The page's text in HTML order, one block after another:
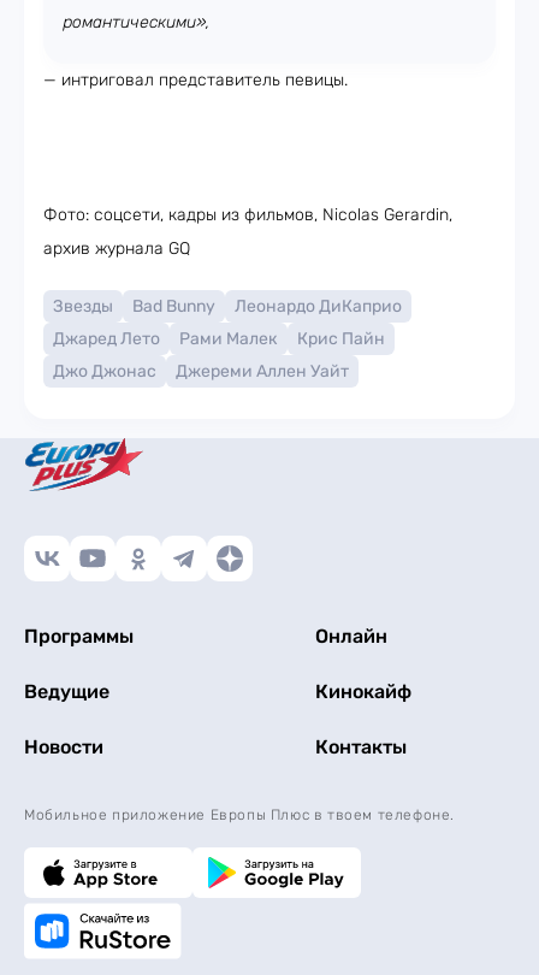
романтическими»,
— интриговал представитель певицы.
Фото: соцсети, кадры из фильмов, Nicolas Gerardin,
архив журнала GQ
Звезды Bad Bunny
Леонардо ДиКаприо
Джаред Лето
Рами Малек
Крис Пайн
Джо Джонас
Джереми Аллен Уайт
Программы Онлайн
Ведущие Кинокайф
Новости Контакты
Мобильное приложение Европы Плюс в твоем телефоне.